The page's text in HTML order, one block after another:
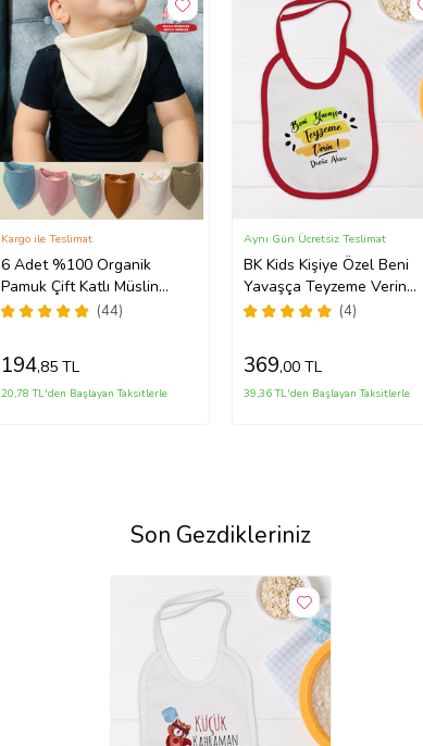
6 Adet %100 Organik
Pamuk Çift Katlı Müslin
Kumaş Iki Çıtçıtlı Bebek
(44)
Kargo ile Teslimat
194,85 TL
20,78 TL'den Başlayan Taksitlerle
BK Kids Kişiye Özel Beni
Yavaşça Teyzeme Verin
Tasarımlı Kırmızı Bebek
(4)
Aynı Gün Ücretsiz Teslimat
369,00 TL
39,36 TL'den Başlayan Taksitlerle
Son Gezdikleriniz